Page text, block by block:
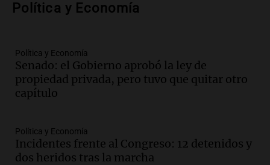
Episodios
sea, va a ser lindo”
La Cadena del Gol
Episodios
Audio.
mano es muy peligroso”
La Argentina, hoy
Episodios
Política y Economía
Política y Economía
Senado: el Gobierno aprobó la ley de
propiedad privada, pero tuvo que quitar otro
capítulo
Política y Economía
Incidentes frente al Congreso: 12 detenidos y
dos heridos tras la marcha